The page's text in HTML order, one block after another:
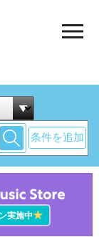
条件を追加
実施中★